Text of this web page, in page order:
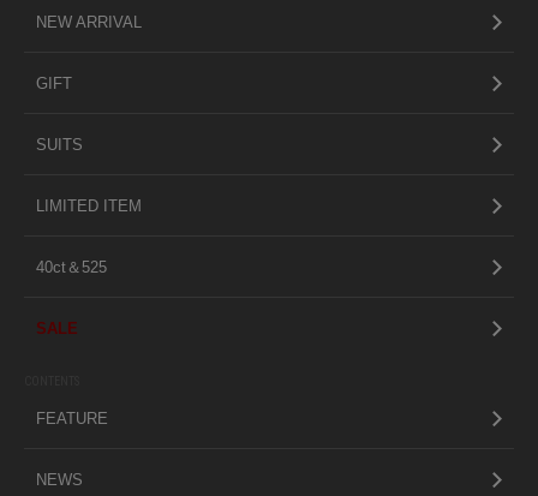
NEW ARRIVAL
GIFT
SUITS
LIMITED ITEM
40ct＆525
SALE
FEATURE
NEWS